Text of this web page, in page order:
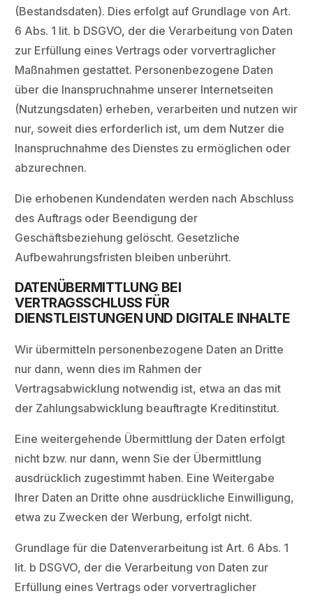
(Bestandsdaten). Dies erfolgt auf Grundlage von Art.
6 Abs. 1 lit. b DSGVO, der die Verarbeitung von Daten
zur Erfüllung eines Vertrags oder vorvertraglicher
Maßnahmen gestattet. Personenbezogene Daten
über die Inanspruchnahme unserer Internetseiten
(Nutzungsdaten) erheben, verarbeiten und nutzen wir
nur, soweit dies erforderlich ist, um dem Nutzer die
Inanspruchnahme des Dienstes zu ermöglichen oder
abzurechnen.
Die erhobenen Kundendaten werden nach Abschluss
des Auftrags oder Beendigung der
Geschäftsbeziehung gelöscht. Gesetzliche
Aufbewahrungsfristen bleiben unberührt.
DATENÜBERMITTLUNG BEI
VERTRAGSSCHLUSS FÜR
DIENSTLEISTUNGEN UND DIGITALE INHALTE
Wir übermitteln personenbezogene Daten an Dritte
nur dann, wenn dies im Rahmen der
Vertragsabwicklung notwendig ist, etwa an das mit
der Zahlungsabwicklung beauftragte Kreditinstitut.
Eine weitergehende Übermittlung der Daten erfolgt
nicht bzw. nur dann, wenn Sie der Übermittlung
ausdrücklich zugestimmt haben. Eine Weitergabe
Ihrer Daten an Dritte ohne ausdrückliche Einwilligung,
etwa zu Zwecken der Werbung, erfolgt nicht.
Grundlage für die Datenverarbeitung ist Art. 6 Abs. 1
lit. b DSGVO, der die Verarbeitung von Daten zur
Erfüllung eines Vertrags oder vorvertraglicher